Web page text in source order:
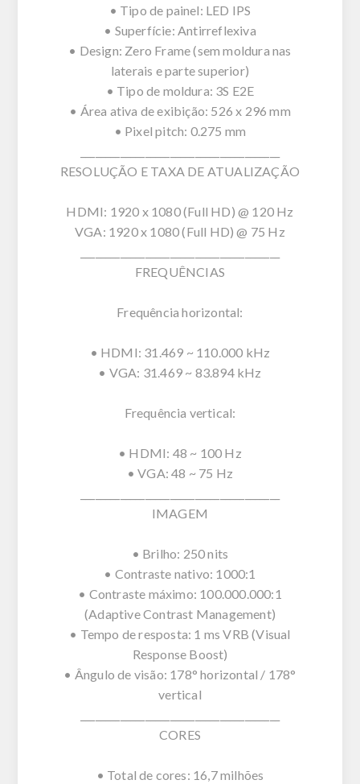
• Tipo de painel: LED IPS
• Superfície: Antirreflexiva
• Design: Zero Frame (sem moldura nas
laterais e parte superior)
• Tipo de moldura: 3S E2E
• Área ativa de exibição: 526 x 296 mm
• Pixel pitch: 0.275 mm
RESOLUÇÃO E TAXA DE ATUALIZAÇÃO
HDMI: 1920 x 1080 (Full HD) @ 120 Hz
VGA: 1920 x 1080 (Full HD) @ 75 Hz
FREQUÊNCIAS
Frequência horizontal:
• HDMI: 31.469 ~ 110.000 kHz
• VGA: 31.469 ~ 83.894 kHz
Frequência vertical:
• HDMI: 48 ~ 100 Hz
• VGA: 48 ~ 75 Hz
IMAGEM
• Brilho: 250 nits
• Contraste nativo: 1000:1
• Contraste máximo: 100.000.000:1
(Adaptive Contrast Management)
• Tempo de resposta: 1 ms VRB (Visual
Response Boost)
• Ângulo de visão: 178° horizontal / 178°
vertical
CORES
• Total de cores: 16,7 milhões